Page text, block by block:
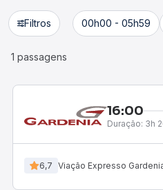
Filtros 00h00 - 05h59
1 passagens
16:00
Duração: 3h
6,7 Viação Expresso